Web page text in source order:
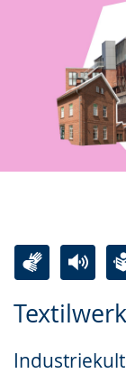
Textilwerk
to
language.
audio
video
open